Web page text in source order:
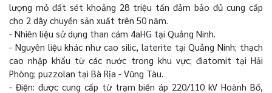
lượng mỏ đất sét khoảng 28 triệu tấn đảm bảo đủ cung cấp
cho 2 dây chuyền sản xuất trên 50 năm.
- Nhiên liệu sử dụng than cám 4aHG tại Quảng Ninh.
- Nguyên liệu khác như cao silic, laterite tại Quảng Ninh; thạch
cao nhập khẩu từ các nước trong khu vực; điatomit tại Hải
Phòng; puzzolan tại Bà Rịa - Vũng Tàu.
- Điện: được cung cấp từ trạm biến áp 220/110 kV Hoành Bồ,